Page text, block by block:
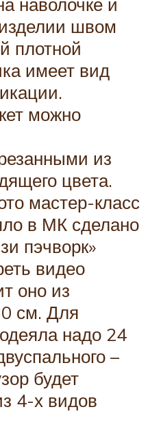
швом
плотной
имеет вид
можно
из
цвета.
мастер-класс
в МК сделано
пэчворк»
видео
оно из
см. Для
надо 24
–
будет
4-х видов